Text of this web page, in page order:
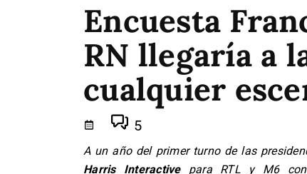
Encuesta
RN llegaría a
cualquier
5
A un año del primer turno de las
Harris Interactivepara RTL y M6